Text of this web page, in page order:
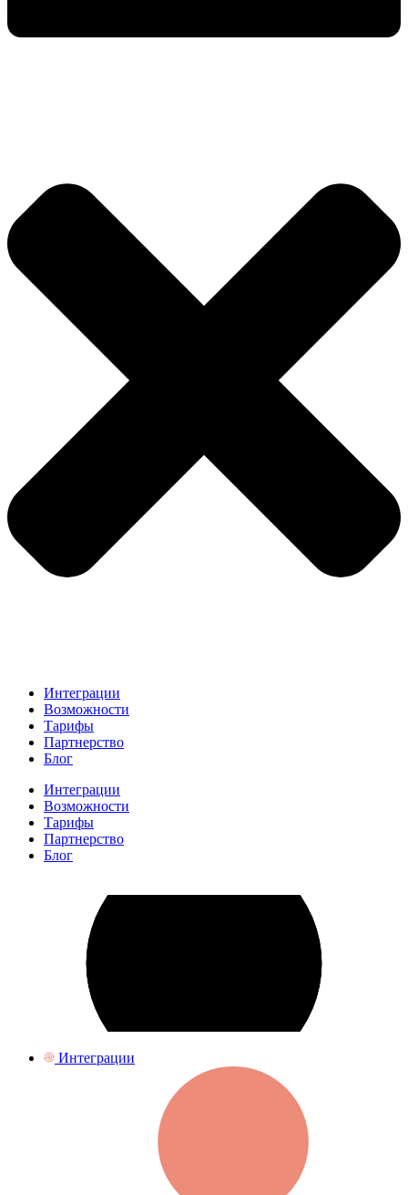
Интеграции
Возможности
Тарифы
Партнерство
Блог
Интеграции
Возможности
Тарифы
Партнерство
Блог
Интеграции